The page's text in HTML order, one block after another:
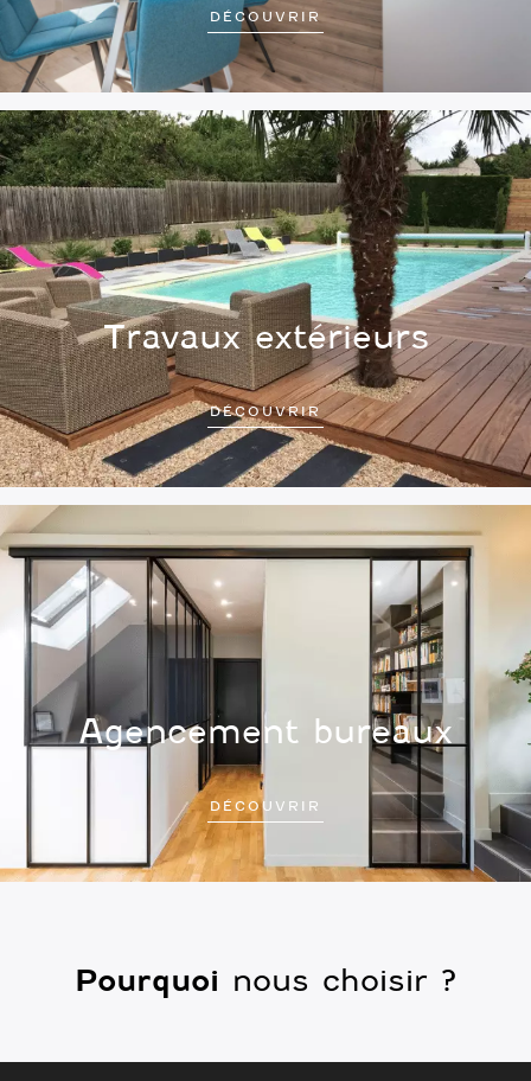
DÉCOUVRIR
Travaux extérieurs
DÉCOUVRIR
Agencement bureaux
DÉCOUVRIR
Pourquoi nous choisir ?